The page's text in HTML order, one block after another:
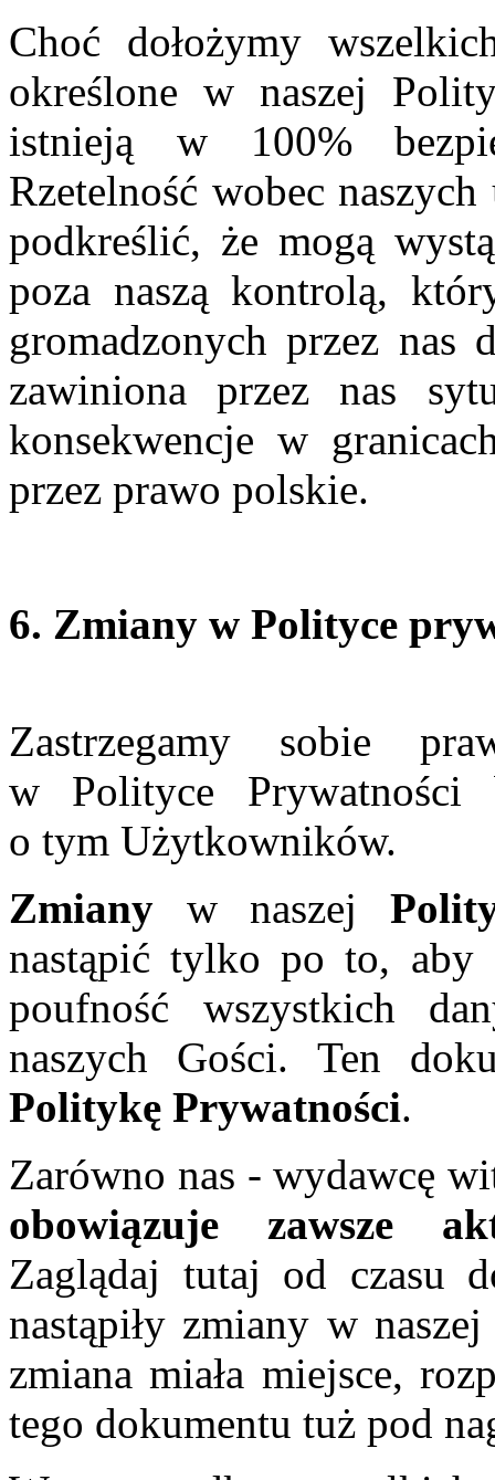
Choć dołożymy
określone w naszej
istnieją w 100%
Rzetelność wobec
podkreślić, że mogą
poza naszą kontrolą,
gromadzonych przez nas
zawiniona przez nas
konsekwencje w
przez prawo polskie.
6. Zmiany w Polityce
Zastrzegamy sobie
w Polityce Prywatności
o tym Użytkowników.
Zmiany w naszej
nastąpić tylko po to, aby
poufność wszystkich
naszych Gości. Ten
Politykę Prywatności.
Zarówno nas - wydawcę
obowiązuje zawsze
Zaglądaj tutaj od czasu
nastąpiły zmiany w
zmiana miała miejsce,
tego dokumentu tuż pod